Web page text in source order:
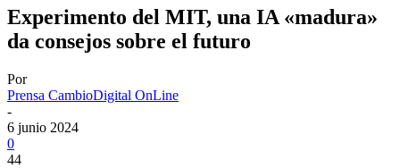
Experimento del MIT, una IA «madura»
da consejos sobre el futuro
Por
Prensa CambioDigital OnLine
-
6 junio 2024
0
44